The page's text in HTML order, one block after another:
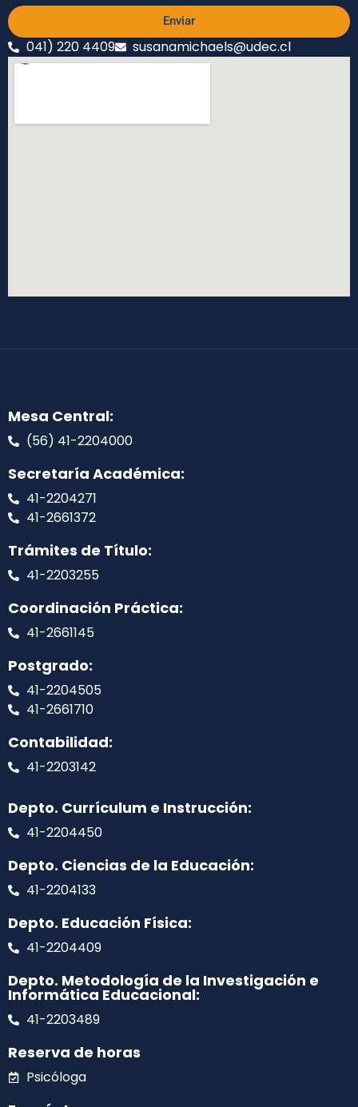
Enviar
041) 220 4409 susanamichaels@udec.cl
Mesa Central:
(56) 41-2204000
Secretaría Académica:
41-2204271
41-2661372
Trámites de Título:
41-2203255
Coordinación Práctica:
41-2661145
Postgrado:
41-2204505
41-2661710
Contabilidad:
41-2203142
Depto. Currículum e Instrucción:
41-2204450
Depto. Ciencias de la Educación:
41-2204133
Depto. Educación Física:
41-2204409
Depto. Metodología de la Investigación e
Informática Educacional:
41-2203489
Reserva de horas
Psicóloga